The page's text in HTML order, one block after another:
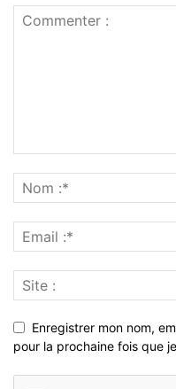
Enregistrer mon nom,
pour la prochaine fois que